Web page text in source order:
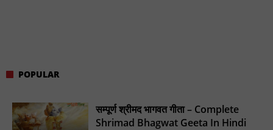
POPULAR
सम्पूर्ण श्रीमद भागवत गीता – Complete
Shrimad Bhagwat Geeta In Hindi